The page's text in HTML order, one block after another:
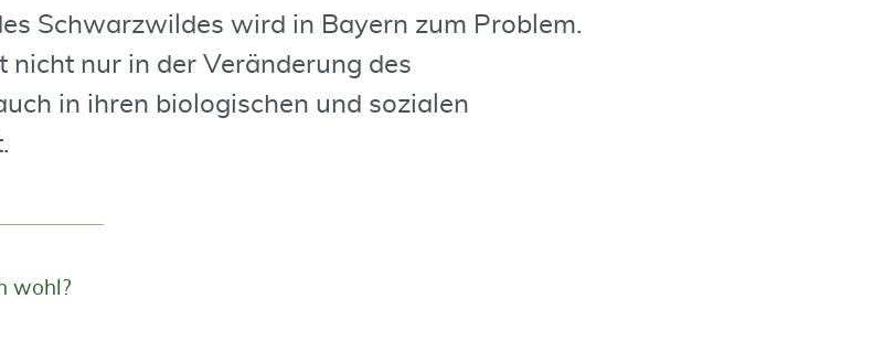
Schwarzwildes wird in Bayern zum Problem.
nicht nur in der Veränderung des
in ihren biologischen und sozialen
wohl?